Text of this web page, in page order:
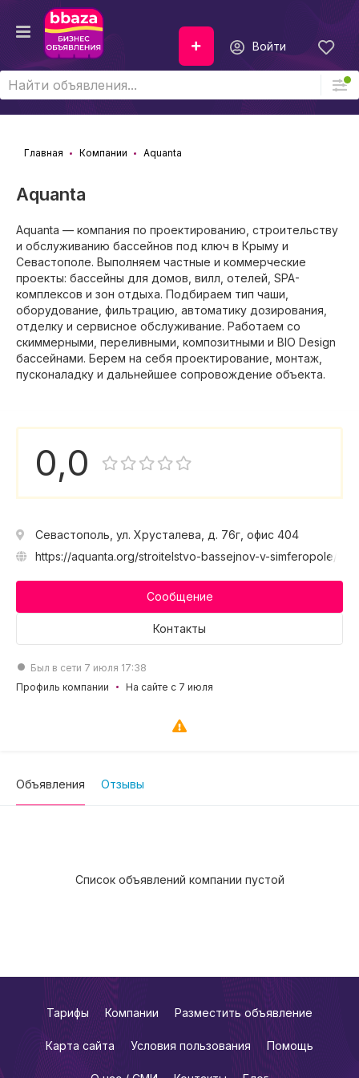
Войти
Главная Компании Aquanta
Aquanta
Aquanta — компания по проектированию, строительству
и обслуживанию бассейнов под ключ в Крыму и
Севастополе. Выполняем частные и коммерческие
проекты: бассейны для домов, вилл, отелей, SPA-
комплексов и зон отдыха. Подбираем тип чаши,
оборудование, фильтрацию, автоматику дозирования,
отделку и сервисное обслуживание. Работаем со
скиммерными, переливными, композитными и BIO Design
бассейнами. Берем на себя проектирование, монтаж,
пусконаладку и дальнейшее сопровождение объекта.
0,0
Севастополь, ул. Хрусталева, д. 76г, офис 404
https://aquanta.org/stroitelstvo-bassejnov-v-simferopole/
Сообщение
Контакты
Был в сети 7 июля 17:38
Профиль компании
На сайте с 7 июля
Объявления Отзывы
Список объявлений компании пустой
Тарифы Компании Разместить объявление
Карта сайта Условия пользования Помощь